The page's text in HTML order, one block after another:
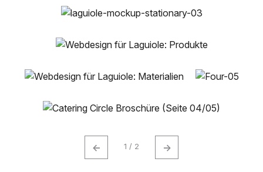
← 1 / 2 →